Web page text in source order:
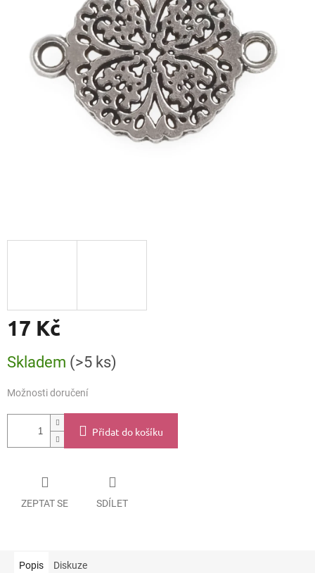
17 Kč
cena:
Skladem (>5 ks)
Možnosti doručení
Přidat do košíku
ZEPTAT SE SDÍLET
Popis Diskuze